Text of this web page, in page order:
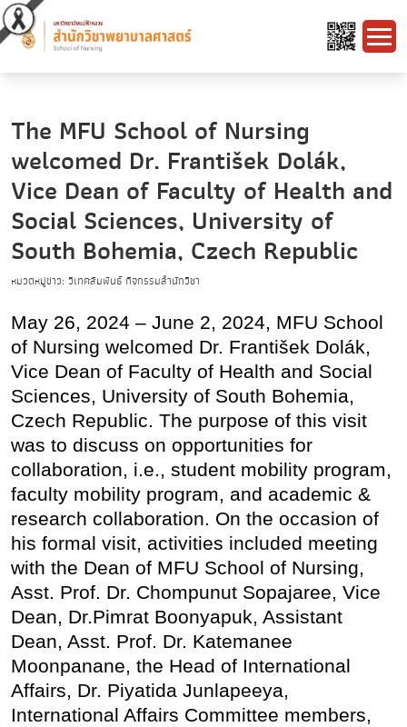
The MFU School of Nursing
welcomed Dr. František Dolák,
Vice Dean of Faculty of Health and
Social Sciences, University of
South Bohemia, Czech Republic
หมวดหมู่ข่าว: วิเทศสัมพันธ์ กิจกรรมสำนักวิชา
May 26, 2024 – June 2, 2024, MFU School
of Nursing welcomed Dr. František Dolák,
Vice Dean of Faculty of Health and Social
Sciences, University of South Bohemia,
Czech Republic. The purpose of this visit
was to discuss on opportunities for
collaboration, i.e., student mobility program,
faculty mobility program, and academic &
research collaboration. On the occasion of
his formal visit, activities included meeting
with the Dean of MFU School of Nursing,
Asst. Prof. Dr. Chompunut Sopajaree, Vice
Dean, Dr.Pimrat Boonyapuk, Assistant
Dean, Asst. Prof. Dr. Katemanee
Moonpanane, the Head of International
Affairs, Dr. Piyatida Junlapeeya,
International Affairs Committee members,